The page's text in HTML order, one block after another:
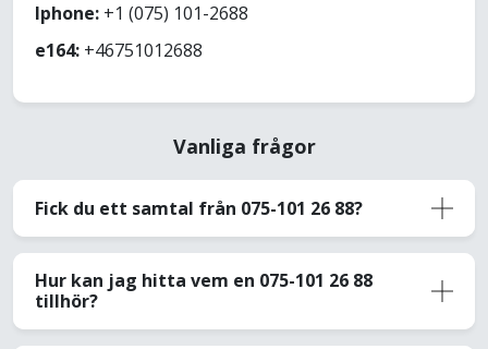
Iphone: +1 (075) 101-2688
e164: +46751012688
Vanliga frågor
Fick du ett samtal från 075-101 26 88?
Hur kan jag hitta vem en 075-101 26 88
tillhör?